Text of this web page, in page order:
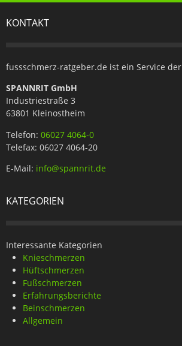
KONTAKT
fussschmerz-ratgeber.de ist ein Service der
SPANNRIT GmbH
Industriestraße 3
63801 Kleinostheim
Telefon: 06027 4064-0
Telefax: 06027 4064-20
E-Mail: info@spannrit.de
KATEGORIEN
Interessante Kategorien
Knieschmerzen
Hüftschmerzen
Fußschmerzen
Erfahrungsberichte
Beinschmerzen
Allgemein